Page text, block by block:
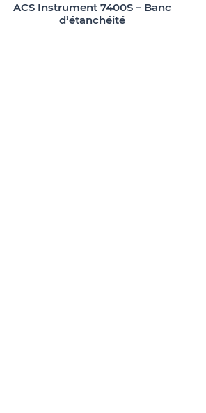
ACS Instrument 7400S – Banc
d’étanchéité